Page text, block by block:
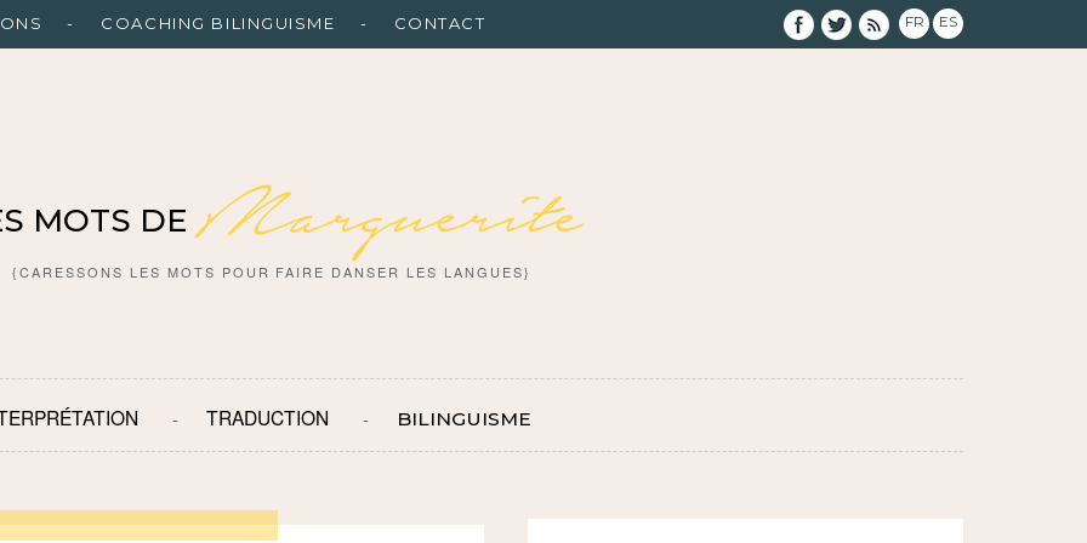
COACHING BILINGUISME CONTACT FR ES
MOTS DE Marguerite
{CARESSONS LES MOTS POUR FAIRE DANSER LES LANGUES}
TRADUCTION BILINGUISME